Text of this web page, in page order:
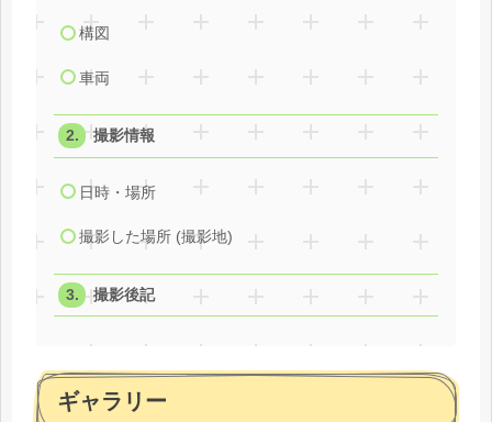
構図
車両
撮影情報
日時・場所
撮影した場所 (撮影地)
撮影後記
ギャラリー